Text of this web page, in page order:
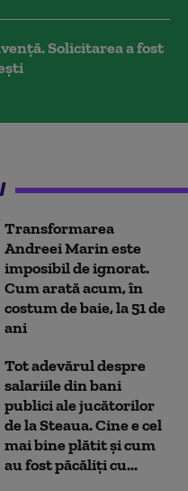
Solicitarea a fost
Transformarea
Andreei Marin este
imposibil de ignorat.
Cum arată acum, în
costum de baie, la 51 de
ani
Tot adevărul despre
salariile din bani
publici ale jucătorilor
de la Steaua. Cine e cel
mai bine plătit și cum
au fost păcăliți cu...